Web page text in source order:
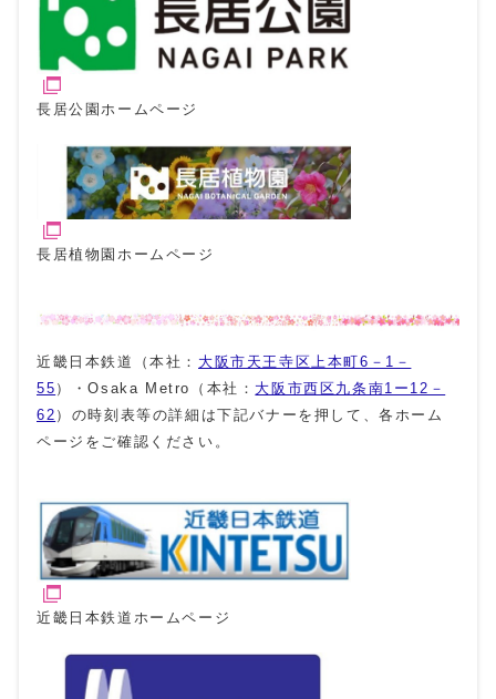
長居公園ホームページ
長居植物園ホームページ
近畿日本鉄道（本社： 大阪市天王寺区上本町6－1－
55 ）・Osaka Metro（本社： 大阪市西区九条南1ー12－
62 ）の時刻表等の詳細は下記バナーを押して、各ホーム
ページをご確認ください。
近畿日本鉄道ホームページ